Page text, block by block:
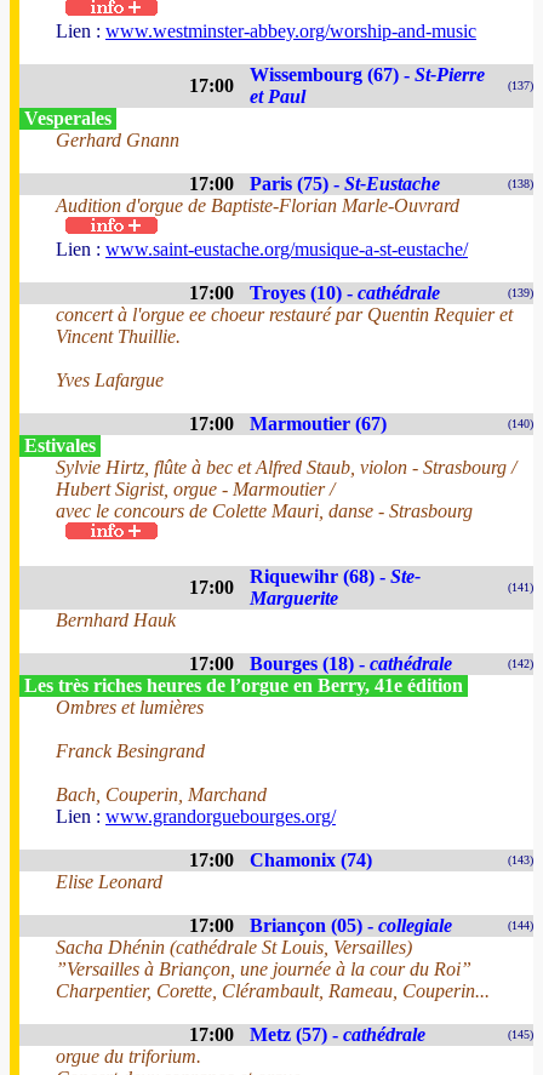
Lien : www.westminster-abbey.org/worship-and-music
17:00
Wissembourg (67) - St-Pierre
et Paul
(137)
Vesperales
Gerhard Gnann
17:00 Paris (75) - St-Eustache (138)
Audition d'orgue de Baptiste-Florian Marle-Ouvrard
Lien : www.saint-eustache.org/musique-a-st-eustache/
17:00 Troyes (10) - cathédrale (139)
concert à l'orgue ee choeur restauré par Quentin Requier et
Vincent Thuillie.
Yves Lafargue
17:00 Marmoutier (67) (140)
Estivales
Sylvie Hirtz, flûte à bec et Alfred Staub, violon - Strasbourg /
Hubert Sigrist, orgue - Marmoutier /
avec le concours de Colette Mauri, danse - Strasbourg
17:00
Riquewihr (68) - Ste-
Marguerite
(141)
Bernhard Hauk
17:00 Bourges (18) - cathédrale (142)
Les très riches heures de l’orgue en Berry, 41e édition
Ombres et lumières
Franck Besingrand
Bach, Couperin, Marchand
Lien : www.grandorguebourges.org/
17:00 Chamonix (74) (143)
Elise Leonard
17:00 Briançon (05) - collegiale (144)
Sacha Dhénin (cathédrale St Louis, Versailles)
”Versailles à Briançon, une journée à la cour du Roi”
Charpentier, Corette, Clérambault, Rameau, Couperin...
17:00 Metz (57) - cathédrale (145)
orgue du triforium.